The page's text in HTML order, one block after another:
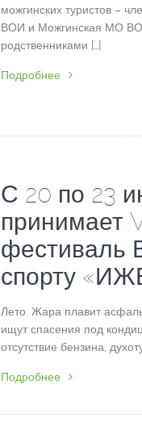
можгинских туристов –
ВОИ и Можгинская МО
родственниками […]
Подробнее
С 20 по 23
принимает
фестиваль
спорту
Лето. Жара плавит
ищут спасения под
отсутствие бензина,
Подробнее